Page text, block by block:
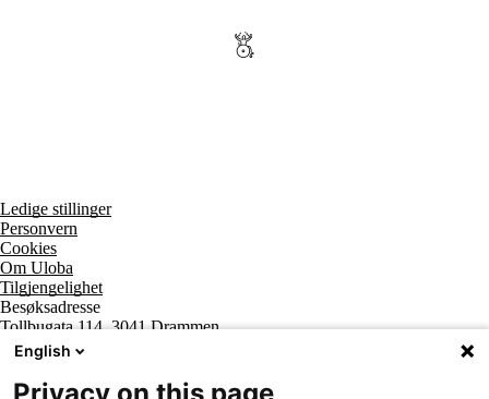
Ledige stillinger
Personvern
Cookies
Om Uloba
Tilgjengelighet
Besøksadresse
Tollbugata 114, 3041 Drammen
Postadresse
Postboks 2474 Strømsø, 3003 Drammen
Supportsenter tlf
English